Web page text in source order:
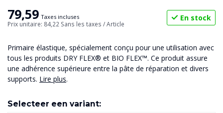
79,59 Taxes incluses
Prix unitaire: 84,22 Sans les taxes / Article
En stock
Primaire élastique, spécialement conçu pour une utilisation avec
tous les produits DRY FLEX® et BIO FLEX™. Ce produit assure
une adhérence supérieure entre la pâte de réparation et divers
supports. Lire plus.
Selecteer een variant: